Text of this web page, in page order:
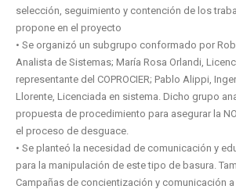
selección, seguimiento y contención de los
propone en el proyecto
• Se organizó un subgrupo conformado por
Analista de Sistemas; María Rosa Orlandi,
representante del COPROCIER; Pablo Alippi,
Llorente, Licenciada en sistema. Dicho grupo
propuesta de procedimiento para asegurar la NO
el proceso de desguace.
• Se planteó la necesidad de comunicación y
para la manipulación de este tipo de basura.
Campañas de concientización y comunicación a